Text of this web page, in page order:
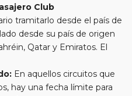
Club
tramitarlo desde el país de
desde su país de origen
Qatar y Emiratos. El
En aquellos circuitos que
hay una fecha límite para